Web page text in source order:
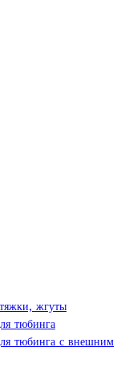
жгуты
тюбинга
тюбинга с внешним